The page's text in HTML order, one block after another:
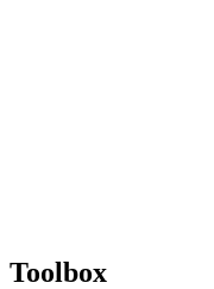
Toolbox